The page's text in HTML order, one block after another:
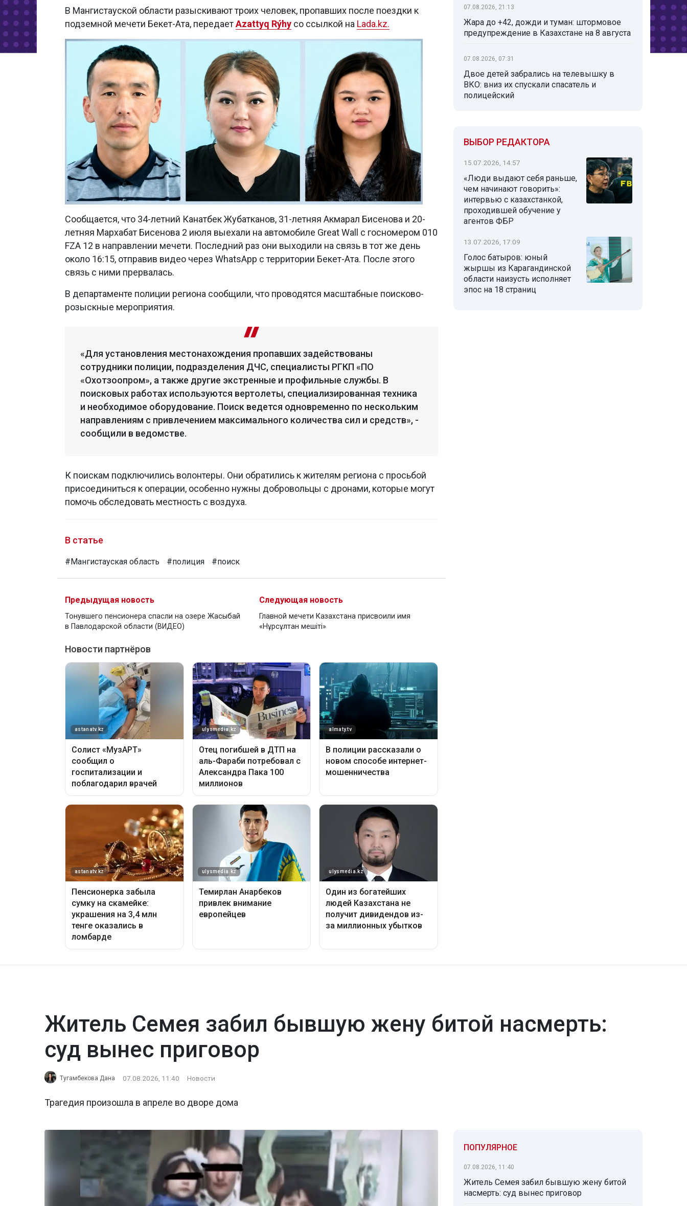
В Мангистауской области разыскивают троих человек, пропавших после поездки к
подземной мечети Бекет-Ата, передаетAzattyq Rýhy со ссылкой на Lada.kz.
Сообщается, что 34-летний Канатбек Жубатканов, 31-летняя Акмарал Бисенова и 20-
летняя Мархабат Бисенова 2 июля выехали на автомобиле Great Wall с госномером 010
FZA 12 в направлении мечети. Последний раз они выходили на связь в тот же день
около 16:15, отправив видео через WhatsApp с территории Бекет-Ата. После этого
связь с ними прервалась.
В департаменте полиции региона сообщили, что проводятся масштабные поисково-
розыскные мероприятия.
«Для установления местонахождения пропавших задействованы
сотрудники полиции, подразделения ДЧС, специалисты РГКП «ПО
«Охотзоопром», а также другие экстренные и профильные службы. В
поисковых работах используются вертолеты, специализированная техника
и необходимое оборудование. Поиск ведется одновременно по нескольким
направлениям с привлечением максимального количества сил и средств», -
сообщили в ведомстве.
К поискам подключились волонтеры. Они обратились к жителям региона с просьбой
присоединиться к операции, особенно нужны добровольцы с дронами, которые могут
помочь обследовать местность с воздуха.
В статье
#Мангистауская область #полиция #поиск
Предыдущая новость
Тонувшего пенсионера спасли на озере Жасыбай
в Павлодарской области (ВИДЕО)
Следующая новость
Главной мечети Казахстана присвоили имя
«Нұрсұлтан мешіті»
07.08.2026, 21:13
Жара до +42, дожди и туман: штормовое
предупреждение в Казахстане на 8 августа
07.08.2026, 07:31
Двое детей забрались на телевышку в
ВКО: вниз их спускали спасатель и
полицейский
ВЫБОР РЕДАКТОРА
15.07.2026, 14:57
«Люди выдают себя раньше,
чем начинают говорить»:
интервью с казахстанкой,
проходившей обучение у
агентов ФБР
13.07.2026, 17:09
Голос батыров: юный
жыршы из Карагандинской
области наизусть исполняет
эпос на 18 страниц
Житель Семея забил бывшую жену битой насмерть:
суд вынес приговор
Тугамбекова Дана 07.08.2026, 11:40 Новости
Трагедия произошла в апреле во дворе дома
ПОПУЛЯРНОЕ
07.08.2026, 11:40
Житель Семея забил бывшую жену битой
насмерть: суд вынес приговор